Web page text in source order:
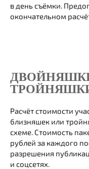
в день съёмки.
окончательном
Расчёт стоимости
близняшек или
схеме. Стоимость
рублей за каждого
разрешения
и соцсетях.